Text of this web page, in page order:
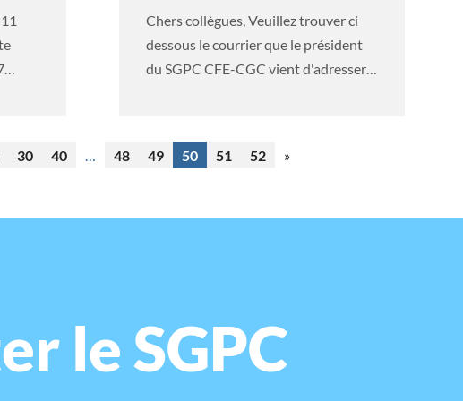
Chers collègues, Veuillez trouver ci
dessous le courrier que le président
du SGPC CFE-CGC vient d'adresser
30 40 … 48 49 50 51 52 »
le SGPC